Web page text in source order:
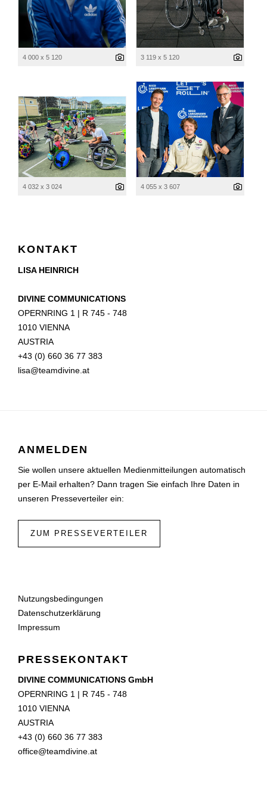
4 000 x 5 120 3 119 x 5 120
4 032 x 3 024 4 055 x 3 607
KONTAKT
LISA HEINRICH
DIVINE COMMUNICATIONS
OPERNRING 1 | R 745 - 748
1010 VIENNA
AUSTRIA
+43 (0) 660 36 77 383
lisa@teamdivine.at
ANMELDEN
Sie wollen unsere aktuellen Medienmitteilungen automatisch
per E-Mail erhalten? Dann tragen Sie einfach Ihre Daten in
unseren Presseverteiler ein:
ZUM PRESSEVERTEILER
Nutzungsbedingungen
Datenschutzerklärung
Impressum
PRESSEKONTAKT
DIVINE COMMUNICATIONS GmbH
OPERNRING 1 | R 745 - 748
1010 VIENNA
AUSTRIA
+43 (0) 660 36 77 383
office@teamdivine.at